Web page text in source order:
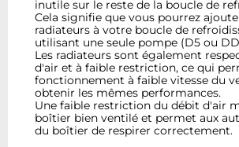
inutile sur le reste de la boucle de
Cela signifie que vous pourrez
radiateurs à votre boucle de
utilisant une seule pompe (D5 ou
Les radiateurs sont également
d'air et à faible restriction, ce qui
fonctionnement à faible vitesse du
obtenir les mêmes performances.
Une faible restriction du débit d'air
boîtier bien ventilé et permet aux
du boîtier de respirer correctement.